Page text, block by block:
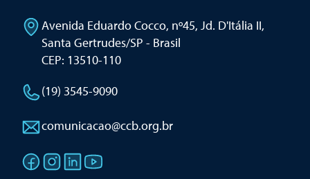
Avenida Eduardo Cocco, nº45, Jd. D'Itália II,
Santa Gertrudes/SP - Brasil
CEP: 13510-110
(19) 3545-9090
comunicacao@ccb.org.br